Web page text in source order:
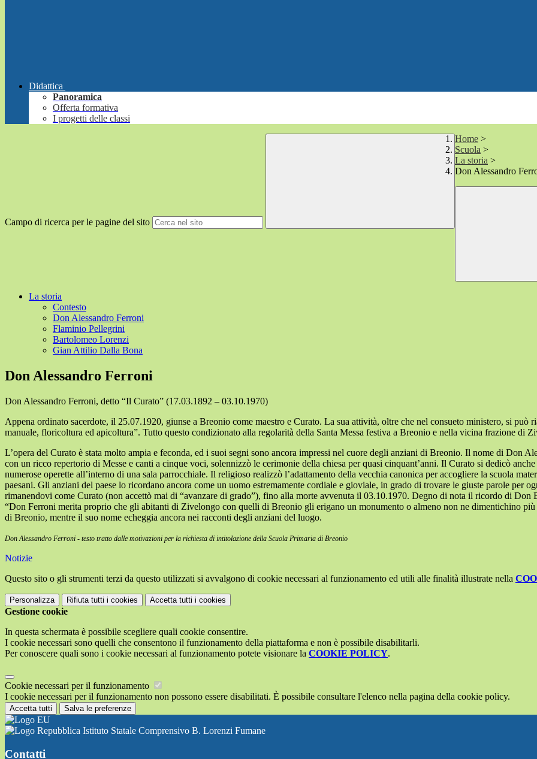
Didattica
Panoramica
Offerta formativa
I progetti delle classi
Campo di ricerca per le pagine del sito
Home >
Scuola >
La storia >
Don Alessandro
La storia
Contesto
Don Alessandro Ferroni
Flaminio Pellegrini
Bartolomeo Lorenzi
Gian Attilio Dalla Bona
Don Alessandro Ferroni
Don Alessandro Ferroni, detto “Il Curato” (17.03.1892 – 03.10.1970)
Appena ordinato sacerdote, il 25.07.1920, giunse a Breonio come maestro e Curato. La sua attività, oltre che nel consueto ministero, si può
manuale, floricoltura ed apicoltura”. Tutto questo condizionato alla regolarità della Santa Messa festiva a Breonio e nella vicina frazione di
L’opera del Curato è stata molto ampia e feconda, ed i suoi segni sono ancora impressi nel cuore degli anziani di Breonio. Il nome di Don
con un ricco repertorio di Messe e canti a cinque voci, solennizzò le cerimonie della chiesa per quasi cinquant’anni. Il Curato si dedicò
numerose operette all’interno di una sala parrocchiale. Il religioso realizzò l’adattamento della vecchia canonica per accogliere la scuola
paesani. Gli anziani del paese lo ricordano ancora come un uomo estremamente cordiale e gioviale, in grado di trovare le giuste parole per
rimanendovi come Curato (non accettò mai di “avanzare di grado”), fino alla morte avvenuta il 03.10.1970. Degno di nota il ricordo di
“Don Ferroni merita proprio che gli abitanti di Zivelongo con quelli di Breonio gli erigano un monumento o almeno non ne dimentichino
di Breonio, mentre il suo nome echeggia ancora nei racconti degli anziani del luogo.
Don Alessandro Ferroni - testo tratto dalle motivazioni per la richiesta di intitolazione della Scuola Primaria di Breonio
Notizie
Questo sito o gli strumenti terzi da questo utilizzati si avvalgono di cookie necessari al funzionamento ed utili alle finalità illustrate nella
Personalizza Rifiuta tutti i cookies Accetta tutti i cookies
Gestione cookie
In questa schermata è possibile scegliere quali cookie consentire.
I cookie necessari sono quelli che consentono il funzionamento della piattaforma e non è possibile disabilitarli.
Per conoscere quali sono i cookie necessari al funzionamento potete visionare la COOKIE POLICY.
Cookie necessari per il funzionamento
I cookie necessari per il funzionamento non possono essere disabilitati. È possibile consultare l'elenco nella pagina della cookie policy.
Accetta tutti Salva le preferenze
Istituto Statale Comprensivo B. Lorenzi Fumane
Contatti